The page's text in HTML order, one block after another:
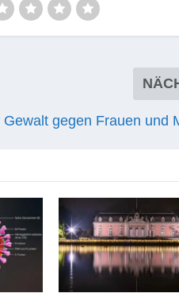
Gewalt gegen Frauen und